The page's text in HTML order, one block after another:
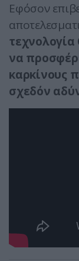
Εφόσον
τεχνολογία
να
καρκίνους
σχεδόν